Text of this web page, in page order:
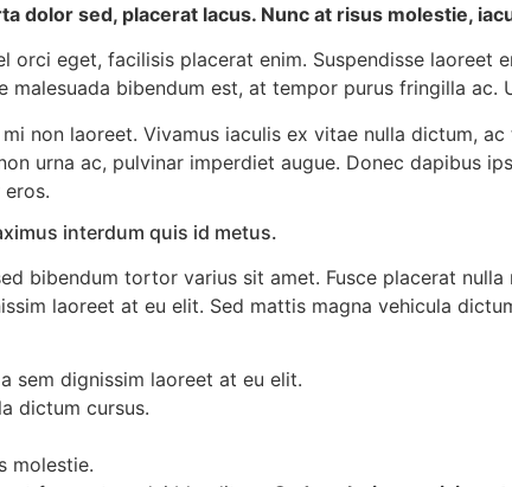
dolor sed, placerat lacus. Nunc at risus molestie,
orci eget, facilisis placerat enim. Suspendisse
malesuada bibendum est, at tempor purus fringilla
non laoreet. Vivamus iaculis ex vitae nulla dictum,
urna ac, pulvinar imperdiet augue. Donec dapibus
interdum quis id metus.
bibendum tortor varius sit amet. Fusce placerat
laoreet at eu elit. Sed mattis magna vehicula
sem dignissim laoreet at eu elit.
dictum cursus.
molestie.